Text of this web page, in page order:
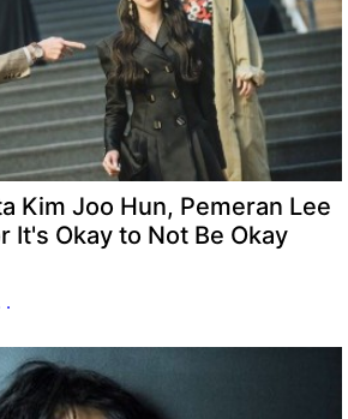
Kim Joo Hun, Pemeran Lee
It's Okay to Not Be Okay
.